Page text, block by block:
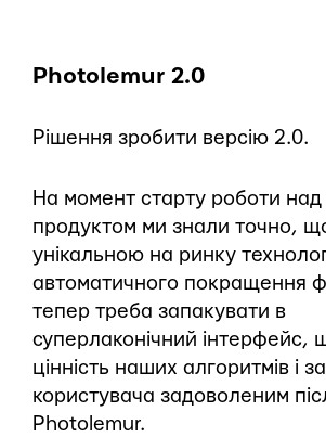
Photolemur 2.0
Рішення зробити версію 2.0.
На момент старту роботи
продуктом ми знали точно,
унікальною на ринку
автоматичного покращення
тепер треба запакувати в
суперлаконічний інтерфейс,
цінність наших алгоритмів і
користувача задоволеним
Photolemur.